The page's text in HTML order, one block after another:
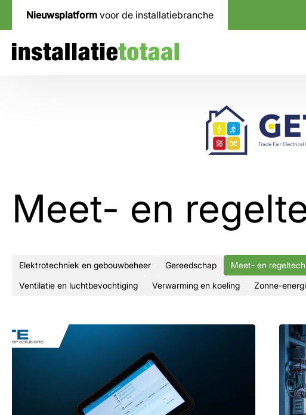
Nieuwsplatform voor de installatiebranche
Meet- en
Elektrotechniek en gebouwbeheer Gereedschap Meet- en
Ventilatie en luchtbevochtiging
Verwarming en koeling Zonne-